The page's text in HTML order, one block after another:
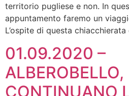
territorio pugliese e non. In
appuntamento faremo un
L’ospite di questa
01.09.2020 –
ALBEROBELLO,
CONTINUANO